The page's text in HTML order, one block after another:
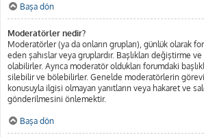
Başa dön
Moderatörler nedir?
Moderatörler (ya da onların grupları), günlük olarak
eden şahıslar veya gruplardır. Başlıkları değiştirme
olabilirler. Ayrıca moderatör oldukları forumdaki
silebilir ve bölebilirler. Genelde moderatörlerin
konusuyla ilgisi olmayan yanıtların veya hakaret ve
gönderilmesini önlemektir.
Başa dön